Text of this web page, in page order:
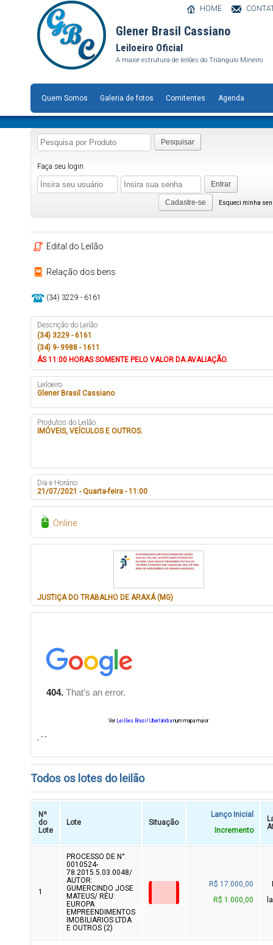
Glener Brasil Cassiano
Leiloeiro Oficial
A maior estrutura de leilões do Triângulo Mineiro
HOME
Quem Somos Galeria de fotos Comitentes Agenda
Pesquisar
Faça seu login
Entrar
Esqueci minha
Cadastre-se
Edital do Leilão
Relação dos bens
(34) 3229 - 6161
Descrição do Leilão
(34) 3229 - 6161
(34) 9- 9988 - 1611
ÁS11:00 HORASSOMENTE PELO VALOR DA AVALIAÇÃO.
Leiloeiro
Glener Brasil Cassiano
Produtos do Leilão
IMÓVEIS, VEÍCULOS E OUTROS.
Dia e Horário
21/07/2021 - Quarta-feira - 11:00
Online
JUSTIÇA DO TRABALHO DE ARAXÁ (MG)
Ver Leilões Brasil Uberlândia num mapa maior
, - -
Todos os lotes do leilão
Nº
do
Lote
Lote Situação
Lanço Inicial
Incremento
1
PROCESSO DE N°.
0010524-
78.2015.5.03.0048/
AUTOR:
GUMERCINDO JOSE
MATEUS/ RÉU:
EUROPA
EMPREENDIMENTOS
IMOBILIARIOS LTDA
E OUTROS (2)
R$ 17.000,00
R$ 1.000,00